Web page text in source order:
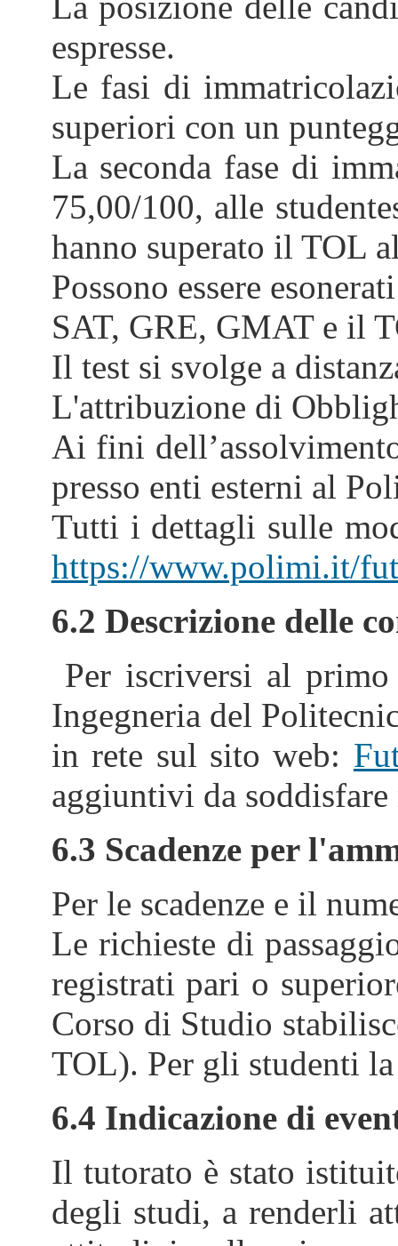
espresse.
Le fasi di
superiori con un
La seconda fase di
75,00/100, alle
hanno superato il TOL
Possono essere
SAT, GRE, GMAT e il
Il test si svolge a
L'attribuzione di
Ai fini
presso enti esterni
Tutti i dettagli sulle
https://www.polimi.it/
6.2 Descrizione delle
Per iscriversi al
Ingegneria del
in rete sul sito web:
aggiuntivi da
6.3 Scadenze per
Per le scadenze e il
Le richieste di
registrati pari o
Corso di Studio
TOL). Per gli studenti
6.4 Indicazione di
Il tutorato è stato
degli studi, a renderli